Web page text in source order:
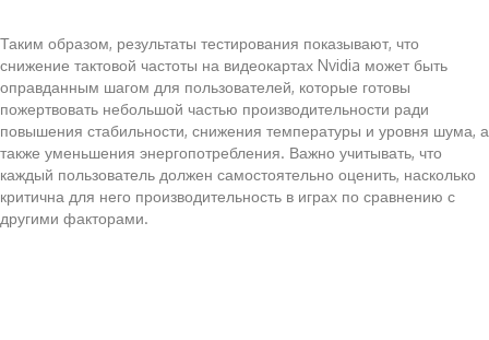
Таким образом, результаты тестирования показывают, что
снижение тактовой частоты на видеокартах Nvidia может быть
оправданным шагом для пользователей, которые готовы
пожертвовать небольшой частью производительности ради
повышения стабильности, снижения температуры и уровня шума, а
также уменьшения энергопотребления. Важно учитывать, что
каждый пользователь должен самостоятельно оценить, насколько
критична для него производительность в играх по сравнению с
другими факторами.